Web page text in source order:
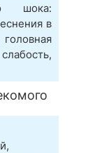
шока:
в